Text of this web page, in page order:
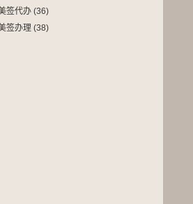
签代办 (36)
签办理 (38)